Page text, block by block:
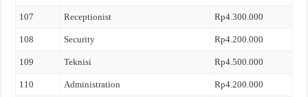
107 Receptionist Rp4.300.000
108 Security Rp4.200.000
109 Teknisi Rp4.500.000
110 Administration Rp4.200.000